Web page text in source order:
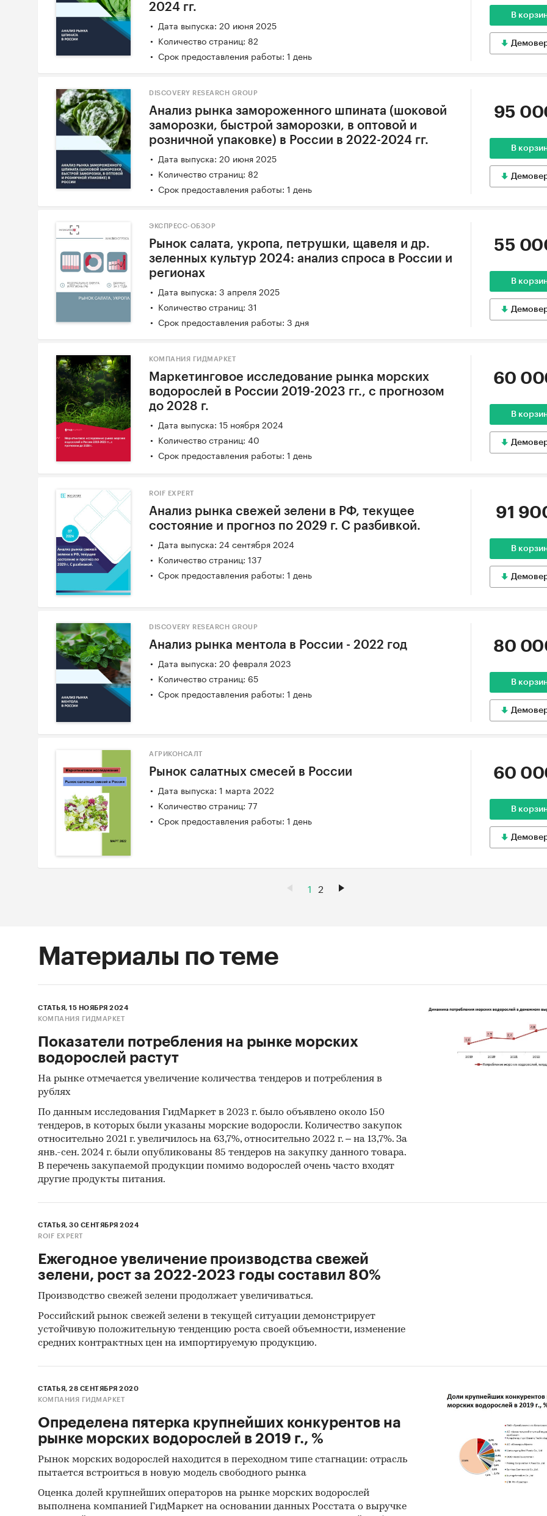
2024 гг.
Дата выпуска: 20 июня 2025
Количество страниц: 82
Срок предоставления работы: 1 день
В
DISCOVERY RESEARCH GROUP
Анализ рынка замороженного шпината (шоковой
заморозки, быстрой заморозки, в оптовой и
розничной упаковке) в России в 2022-2024 гг.
Дата выпуска: 20 июня 2025
Количество страниц: 82
Срок предоставления работы: 1 день
95
В
ЭКСПРЕСС-ОБЗОР
Рынок салата, укропа, петрушки, щавеля и др.
зеленных культур 2024: анализ спроса в России и
регионах
Дата выпуска: 3 апреля 2025
Количество страниц: 31
Срок предоставления работы: 3 дня
55
В
КОМПАНИЯ ГИДМАРКЕТ
Маркетинговое исследование рынка морских
водорослей в России 2019-2023 гг., с прогнозом
до 2028 г.
Дата выпуска: 15 ноября 2024
Количество страниц: 40
Срок предоставления работы: 1 день
60
В
ROIF EXPERT
Анализ рынка свежей зелени в РФ, текущее
состояние и прогноз по 2029 г. С разбивкой.
Дата выпуска: 24 сентября 2024
Количество страниц: 137
Срок предоставления работы: 1 день
91
В
DISCOVERY RESEARCH GROUP
Анализ рынка ментола в России - 2022 год
Дата выпуска: 20 февраля 2023
Количество страниц: 65
Срок предоставления работы: 1 день
80
В
АГРИКОНСАЛТ
Рынок салатных смесей в России
Дата выпуска: 1 марта 2022
Количество страниц: 77
Срок предоставления работы: 1 день
60
В
1 2
Материалы по теме
СТАТЬЯ, 15 НОЯБРЯ 2024
КОМПАНИЯ ГИДМАРКЕТ
Показатели потребления на рынке морских
водорослей растут
На рынке отмечается увеличение количества тендеров и потребления в
рублях
По данным исследования ГидМаркет в 2023 г. было объявлено около 150
тендеров, в которых были указаны морские водоросли. Количество закупок
относительно 2021 г. увеличилось на 63,7%, относительно 2022 г. – на 13,7%. За
янв.-сен. 2024 г. были опубликованы 85 тендеров на закупку данного товара.
В перечень закупаемой продукции помимо водорослей очень часто входят
другие продукты питания.
СТАТЬЯ, 30 СЕНТЯБРЯ 2024
ROIF EXPERT
Ежегодное увеличение производства свежей
зелени, рост за 2022-2023 годы составил 80%
Производство свежей зелени продолжает увеличиваться.
Российский рынок свежей зелени в текущей ситуации демонстрирует
устойчивую положительную тенденцию роста своей объемности, изменение
средних контрактных цен на импортируемую продукцию.
СТАТЬЯ, 28 СЕНТЯБРЯ 2020
КОМПАНИЯ ГИДМАРКЕТ
Определена пятерка крупнейших конкурентов на
рынке морских водорослей в 2019 г., %
Рынок морских водорослей находится в переходном типе стагнации: отрасль
пытается встроиться в новую модель свободного рынка
Оценка долей крупнейших операторов на рынке морских водорослей
выполнена компанией ГидМаркет на основании данных Росстата о выручке